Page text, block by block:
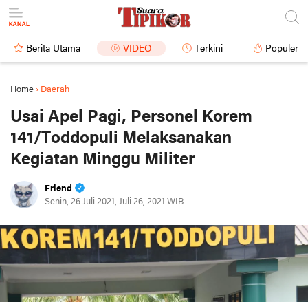
Berita Utama VIDEO Terkini Populer
Home › Daerah
Usai Apel Pagi, Personel Korem
141/Toddopuli Melaksanakan
Kegiatan Minggu Militer
Friend
Senin, 26 Juli 2021, Juli 26, 2021 WIB